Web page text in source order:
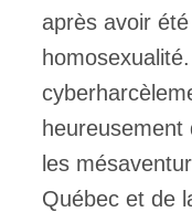
après avoir
les
Québec et de